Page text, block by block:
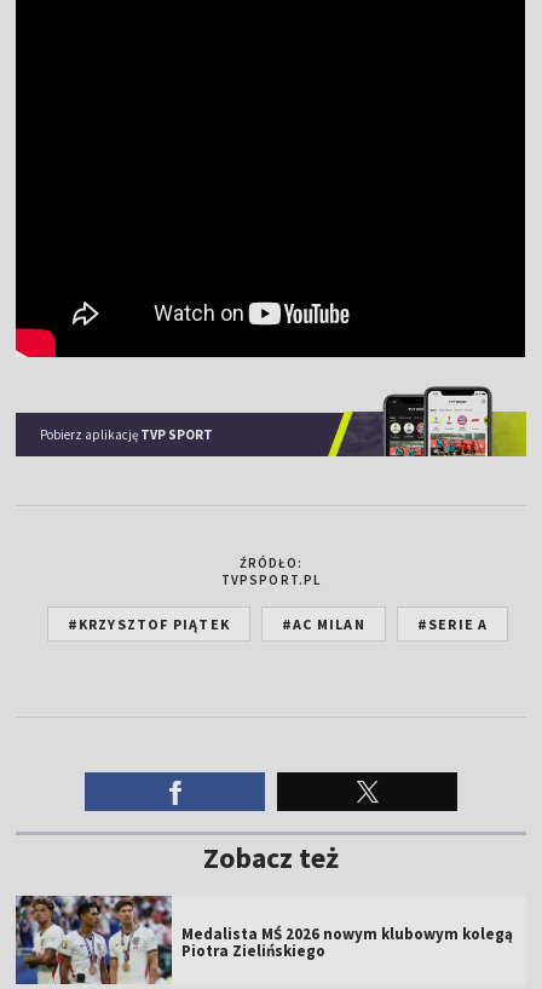
Pobierz aplikację TVP SPORT
ŹRÓDŁO:
TVPSPORT.PL
#KRZYSZTOF PIĄTEK #AC MILAN #SERIE A
Zobacz też
Medalista MŚ 2026 nowym klubowym kolegą
Piotra Zielińskiego